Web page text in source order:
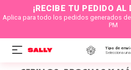
¡RECIBE TU PEDIDO
Aplica para todo los pedidos generados
PM
Tipo de
Selecciona